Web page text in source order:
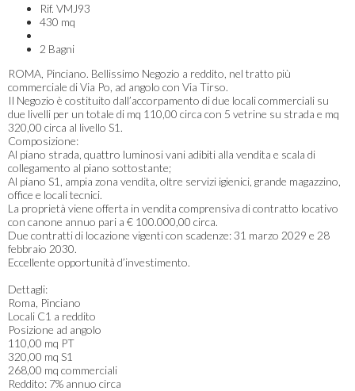
Rif. VMJ93
430 mq
2 Bagni
ROMA, Pinciano. Bellissimo Negozio a reddito, nel tratto più
commerciale di Via Po, ad angolo con Via Tirso.
Il Negozio è costituito dall’accorpamento di due locali commerciali su
due livelli per un totale di mq 110,00 circa con 5 vetrine su strada e mq
320,00 circa al livello S1.
Composizione:
Al piano strada, quattro luminosi vani adibiti alla vendita e scala di
collegamento al piano sottostante;
Al piano S1, ampia zona vendita, oltre servizi igienici, grande magazzino,
office e locali tecnici.
La proprietà viene offerta in vendita comprensiva di contratto locativo
con canone annuo pari a € 100.000,00 circa.
Due contratti di locazione vigenti con scadenze: 31 marzo 2029 e 28
febbraio 2030.
Eccellente opportunità d’investimento.
Dettagli:
Roma, Pinciano
Locali C1 a reddito
Posizione ad angolo
110,00 mq PT
320,00 mq S1
268,00 mq commerciali
Reddito: 7% annuo circa